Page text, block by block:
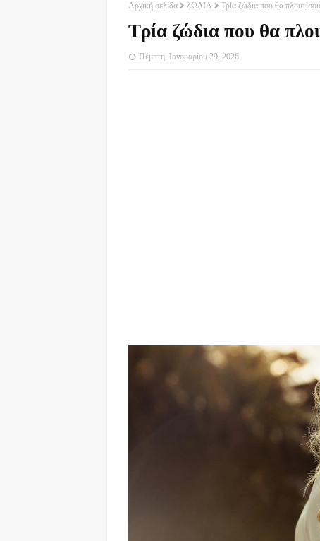
Αρχική σελίδα ΖΩΔΙΑ Τρία ζώδια που θα
Τρία ζώδια που θα
Πέμπτη, Ιανουαρίου 29, 2026